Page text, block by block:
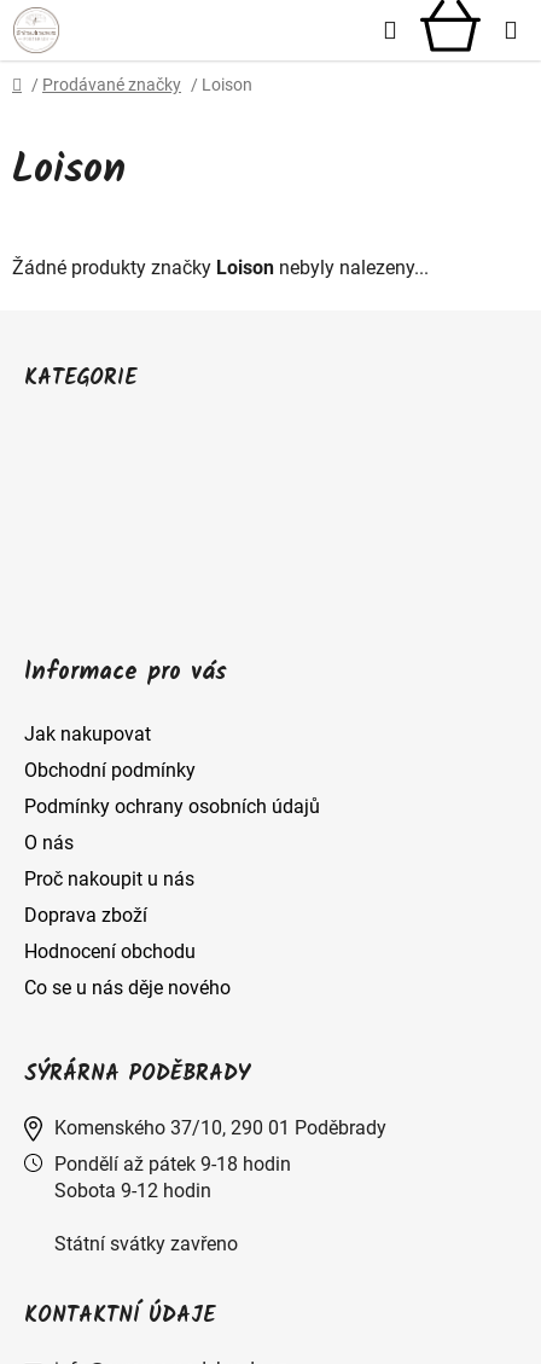
Přejít
na
obsah
Hledat
Domů
/ Prodávané značky / Loison
Loison
Žádné produkty značky Loison nebyly nalezeny...
KATEGORIE
Informace pro vás
Jak nakupovat
Obchodní podmínky
Podmínky ochrany osobních údajů
O nás
Proč nakoupit u nás
Doprava zboží
Hodnocení obchodu
Co se u nás děje nového
SÝRÁRNA PODĚBRADY
Komenského 37/10, 290 01 Poděbrady
Pondělí až pátek 9-18 hodin
Sobota 9-12 hodin
Státní svátky zavřeno
KONTAKTNÍ ÚDAJE